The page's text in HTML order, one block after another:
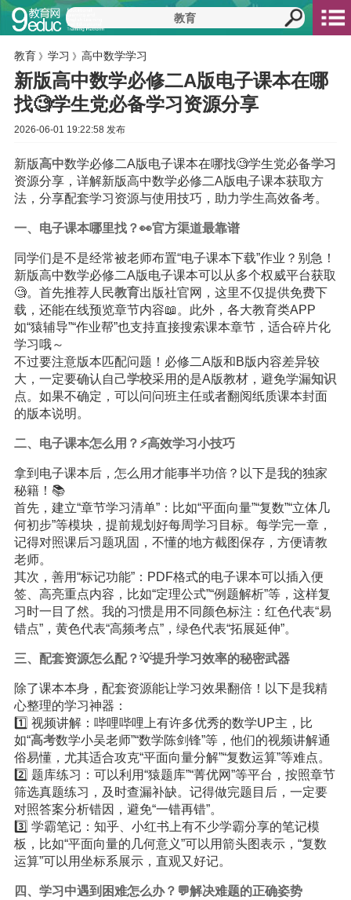
教育 》 学习 》 高中数学学习
新版高中数学必修二A版电子课本在哪
找🧐学生党必备学习资源分享
2026-06-01 19:22:58 发布
新版高中数学必修二A版电子课本在哪找🧐学生党必备学习
资源分享，详解新版高中数学必修二A版电子课本获取方
法，分享配套学习资源与使用技巧，助力学生高效备考。
一、电子课本哪里找？👀官方渠道最靠谱
同学们是不是经常被老师布置“电子课本下载”作业？别急！
新版高中数学必修二A版电子课本可以从多个权威平台获取
🧐。首先推荐人民教育出版社官网，这里不仅提供免费下
载，还能在线预览章节内容📖。此外，各大教育类APP
如“猿辅导”“作业帮”也支持直接搜索课本章节，适合碎片化
学习哦～
不过要注意版本匹配问题！必修二A版和B版内容差异较
大，一定要确认自己学校采用的是A版教材，避免学漏知识
点。如果不确定，可以问问班主任或者翻阅纸质课本封面
的版本说明。
二、电子课本怎么用？⚡高效学习小技巧
拿到电子课本后，怎么用才能事半功倍？以下是我的独家
秘籍！📚
首先，建立“章节学习清单”：比如“平面向量”“复数”“立体几
何初步”等模块，提前规划好每周学习目标。每学完一章，
记得对照课后习题巩固，不懂的地方截图保存，方便请教
老师。
其次，善用“标记功能”：PDF格式的电子课本可以插入便
签、高亮重点内容，比如“定理公式”“例题解析”等，这样复
习时一目了然。我的习惯是用不同颜色标注：红色代表“易
错点”，黄色代表“高频考点”，绿色代表“拓展延伸”。
三、配套资源怎么配？💡提升学习效率的秘密武器
除了课本本身，配套资源能让学习效果翻倍！以下是我精
心整理的学习神器：
1️⃣ 视频讲解：哔哩哔哩上有许多优秀的数学UP主，比
如“高考数学小吴老师”“数学陈剑锋”等，他们的视频讲解通
俗易懂，尤其适合攻克“平面向量分解”“复数运算”等难点。
2️⃣ 题库练习：可以利用“猿题库”“菁优网”等平台，按照章节
筛选真题练习，及时查漏补缺。记得做完题目后，一定要
对照答案分析错因，避免“一错再错”。
3️⃣ 学霸笔记：知乎、小红书上有不少学霸分享的笔记模
板，比如“平面向量的几何意义”可以用箭头图表示，“复数
运算”可以用坐标系展示，直观又好记。
四、学习中遇到困难怎么办？💬解决难题的正确姿势